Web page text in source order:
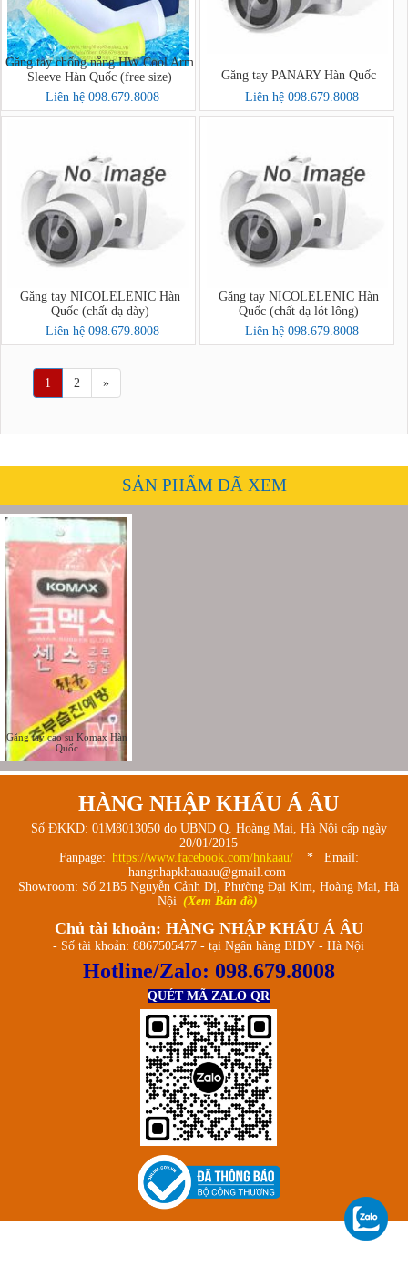
Găng tay chống nắng HW Cool Arm
Sleeve Hàn Quốc (free size)
Liên hệ 098.679.8008
Găng tay PANARY Hàn Quốc
Liên hệ 098.679.8008
Găng tay NICOLELENIC Hàn
Quốc (chất dạ dày)
Liên hệ 098.679.8008
Găng tay NICOLELENIC Hàn
Quốc (chất dạ lót lông)
Liên hệ 098.679.8008
1 2 »
SẢN PHẨM ĐÃ XEM
Găng tay cao su Komax Hàn
Quốc
HÀNG NHẬP KHẨU Á ÂU
Số ĐKKD: 01M8013050 do UBND Q. Hoàng Mai, Hà Nội cấp ngày
20/01/2015
Fanpage: https://www.facebook.com/hnkaau/
* Email:
hangnhapkhauaau@gmail.com
Showroom: Số 21B5 Nguyễn Cảnh Dị, Phường Đại Kim, Hoàng Mai, Hà
Nội (Xem Bản đồ)
Chủ tài khoản: HÀNG NHẬP KHẨU Á ÂU
- Số tài khoản: 8867505477 - tại Ngân hàng BIDV - Hà Nội
Hotline/Zalo: 098.679.8008
QUÉT MÃ ZALO QR